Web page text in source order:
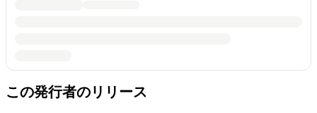
この発行者のリリース